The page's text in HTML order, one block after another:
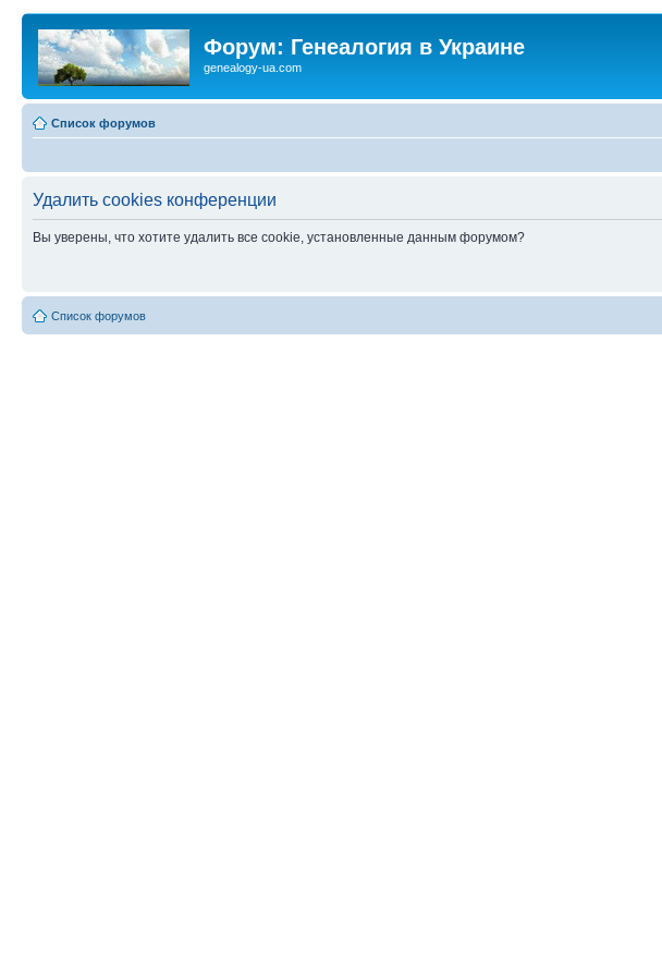
Форум: Генеалогия в Украине
genealogy-ua.com
Список форумов
Удалить cookies конференции
Вы уверены, что хотите удалить все cookie, установленные данным форумом?
Список форумов